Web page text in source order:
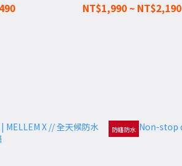
NT$1,990 ~ NT$2,190
防纏防水